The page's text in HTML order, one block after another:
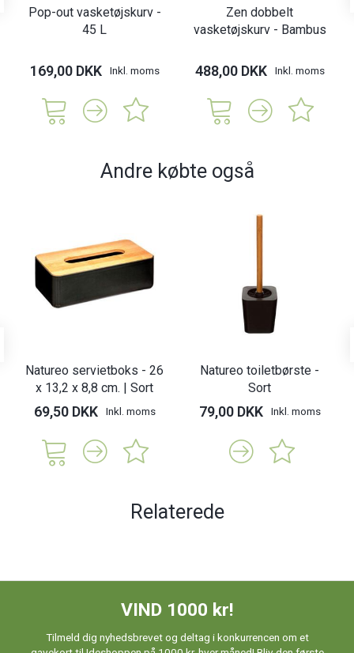
Pop-out vasketøjskurv -
45 L
169,00 DKK Inkl. moms
Zen dobbelt
vasketøjskurv - Bambus
488,00 DKK Inkl. moms
Andre købte også
Natureo servietboks - 26
x 13,2 x 8,8 cm. | Sort
69,50 DKK Inkl. moms
Natureo toiletbørste -
Sort
79,00 DKK Inkl. moms
Relaterede
VIND 1000 kr!
Tilmeld dig nyhedsbrevet og deltag i konkurrencen om et